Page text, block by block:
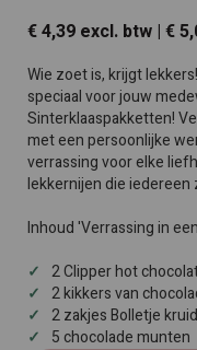
€ 4,39 excl. btw | €
Wie zoet is, krijgt
speciaal voor jouw
Sinterklaaspakketten!
met een persoonlijke
verrassing voor elke
lekkernijen die iedereen
Inhoud 'Verrassing in
2 Clipper hot
2 kikkers van
2 zakjes Bolletje
5 chocolade munten